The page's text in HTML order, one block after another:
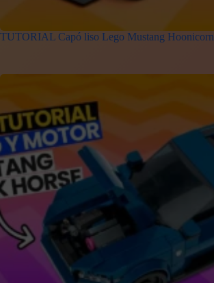
TUTORIAL Capó liso Lego Mustang Hoonicorn